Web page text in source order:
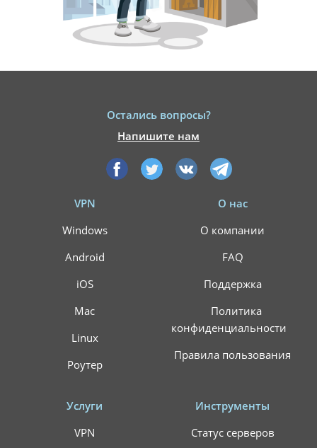
Остались вопросы?
Напишите нам
VPN
Windows
Android
iOS
Mac
Linux
Роутер
О нас
О компании
FAQ
Поддержка
Политика
конфиденциальности
Правила пользования
Услуги
VPN
Инструменты
Статус серверов